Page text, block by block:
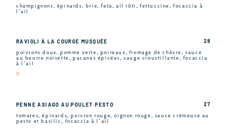
champignons, épinards, brie, feta, ail rôti, fettuccine, focaccia à
l’ail
RAVIOLI À LA COURGE MUSQUÉE
poivrons doux, pomme verte, poireaux, fromage de chèvre, sauce
au beurre noisette, pacanes épicées, sauge croustillante, focaccia
à l’ail
V
28
PENNE ASIAGO AU POULET PESTO
tomates, épinards, poivron rouge, oignon rouge, sauce crémeuse au
pesto et basilic, focaccia à l’ail
27